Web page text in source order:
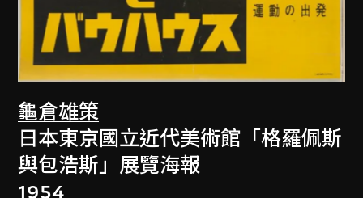
龜倉雄策
日本東京國立近代美術館「格羅佩斯
與包浩斯」展覽海報
1954